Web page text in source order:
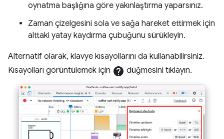
oynatma başlığına göre yakınlaştırma yaparsınız.
Zaman çizelgesini sola ve sağa hareket ettirmek için
alttaki yatay kaydırma çubuğunu sürükleyin.
Alternatif olarak, klavye kısayollarını da kullanabilirsiniz.
Kısayolları görüntülemek için help düğmesini tıklayın.